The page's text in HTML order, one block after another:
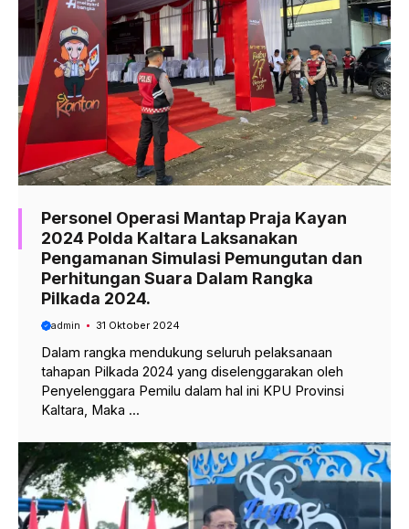
Personel Operasi Mantap Praja Kayan
2024 Polda Kaltara Laksanakan
Pengamanan Simulasi Pemungutan dan
Perhitungan Suara Dalam Rangka
Pilkada 2024.
admin 31 Oktober 2024
Dalam rangka mendukung seluruh pelaksanaan
tahapan Pilkada 2024 yang diselenggarakan oleh
Penyelenggara Pemilu dalam hal ini KPU Provinsi
Kaltara, Maka ...